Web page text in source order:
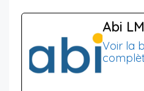
Abi LM
Voir la